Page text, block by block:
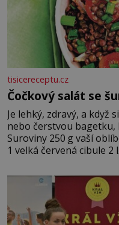
tisicereceptu.cz
Čočkový salát se
Je lehký, zdravý, a když
nebo čerstvou bagetku,
Suroviny 250 g vaší oblíbené čočky 150 g cherry rajčátek
1 velká červená cibule 2